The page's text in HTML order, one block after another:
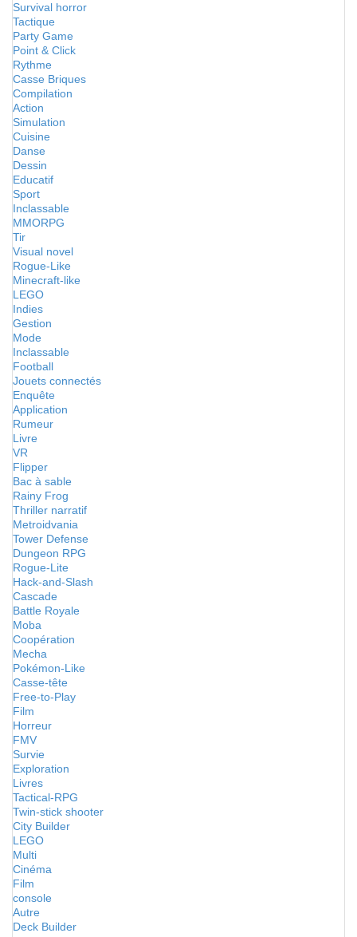
Survival horror
Tactique
Party Game
Point & Click
Rythme
Casse Briques
Compilation
Action
Simulation
Cuisine
Danse
Dessin
Educatif
Sport
Inclassable
MMORPG
Tir
Visual novel
Rogue-Like
Minecraft-like
LEGO
Indies
Gestion
Mode
Inclassable
Football
Jouets connectés
Enquête
Application
Rumeur
Livre
VR
Flipper
Bac à sable
Rainy Frog
Thriller narratif
Metroidvania
Tower Defense
Dungeon RPG
Rogue-Lite
Hack-and-Slash
Cascade
Battle Royale
Moba
Coopération
Mecha
Pokémon-Like
Casse-tête
Free-to-Play
Film
Horreur
FMV
Survie
Exploration
Livres
Tactical-RPG
Twin-stick shooter
City Builder
LEGO
Multi
Cinéma
Film
console
Autre
Deck Builder